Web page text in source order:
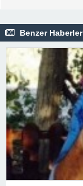
Benzer Haberler